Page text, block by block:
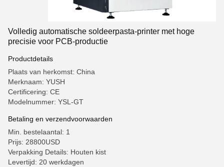
Volledig automatische soldeerpasta-printer met hoge
precisie voor PCB-productie
Productdetails
Plaats van herkomst: China
Merknaam: YUSH
Certificering: CE
Modelnummer: YSL-GT
Betaling en verzendvoorwaarden
Min. bestelaantal: 1
Prijs: 28800USD
Verpakking Details: Houten kist
Levertijd: 20 werkdagen